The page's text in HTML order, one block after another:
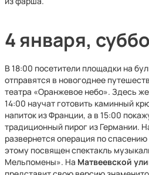
4 января,
В 18:00 посетители площадки на
отправятся в новогоднее
театра «Оранжевое небо». Здесь
14:00 научат готовить каминный
напиток из Франции, а в 15:00
традиционный пирог из Германии.
развернется операция по
этому посвящен спектакль
Мельпомены». На Матвеевской